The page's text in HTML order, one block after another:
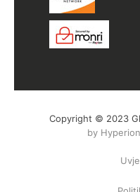
Copyright © 2023
by